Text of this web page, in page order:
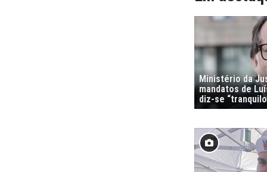
Ministério da
mandatos de
diz-se